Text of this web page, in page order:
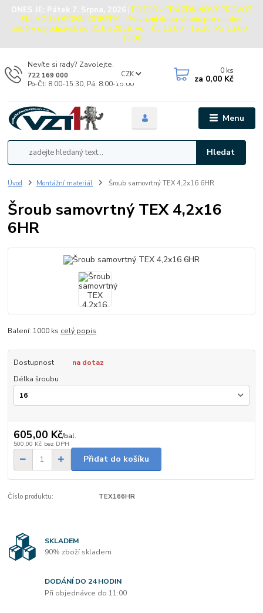
DNES JE: Pátek 7. Srpna, 2026 | POZOR - PRÁZDNINOVÝ PROVOZ
SKLADU / OSOBNÍ ODBĚRY - Provozní doba skladu pro osobní
odběry objednávek do 31.08.2026: Po - Čt: 13:00 - 15:30, Pá: 13:00 -
15:00
Menu
CZK
Hledat
Nevíte si rady? Zavolejte.
722 169 000
Po-Čt: 8:00-15:30, Pá: 8:00-15:00
0 ks
za 0,00 Kč
Úvod Montážní materiál Šroub samovrtný TEX 4,2x16 6HR
Šroub samovrtný TEX 4,2x16
6HR
Balení: 1000 ks celý popis
Dostupnost
na dotaz
Délka šroubu
605,00 Kč/bal.
500,00 Kč bez DPH
Přidat do košíku
Číslo produktu: TEX166HR
SKLADEM
90% zboží skladem
DODÁNÍ DO 24 HODIN
Při objednávce do 11:00